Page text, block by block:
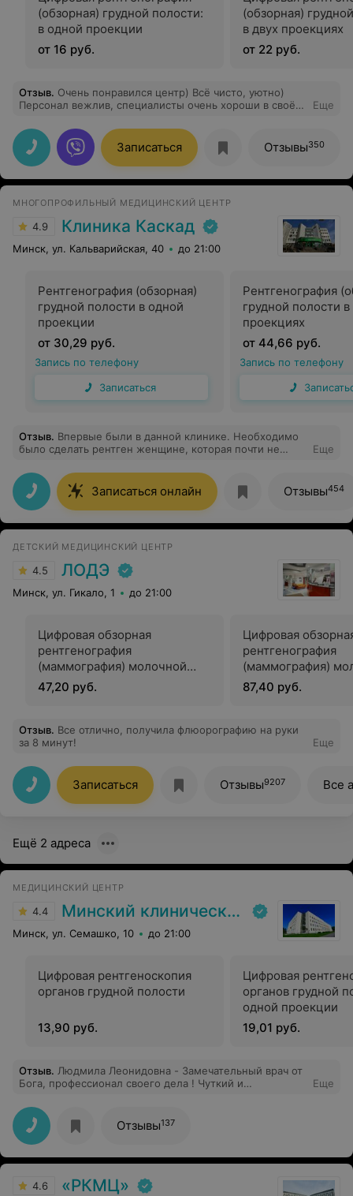
(обзорная) грудной полости:
в одной проекции
от 16 руб.
(обзорная)
в двух проекциях
от 22 руб.
Отзыв. Очень понравился центр) Всё чисто, уютно)
Персонал вежлив, специалисты очень хороши в своём
Еще
Записаться Отзывы350
МНОГОПРОФИЛЬНЫЙ МЕДИЦИНСКИЙ ЦЕНТР
4.9 Клиника Каскад
Минск, ул. Кальварийская, 40 до 21:00
Рентгенография (обзорная)
грудной полости в одной
проекции
от 30,29 руб.
Запись по телефону
Записаться
Рентгенография
грудной полости в
проекциях
от 44,66 руб.
Запись по телефону
Отзыв. Впервые были в данной клинике. Необходимо
было сделать рентген женщине, которая почти не
коляски, помощи охранника, сопроводили до
кабинета. Очень вежливый персонал, прекрасная
атмосфера в клинике, чисто, все вовремя, сделали
скидку при предъявлении пенсионного. Сопроводили
до машины. Рекомендую для людей с ограниченной
клиник, предоставляющих качественный сервис,
облегчающий и дающий возможность обследования
для такой группы пациентов.
Еще
Записаться онлайн Отзывы454
ДЕТСКИЙ МЕДИЦИНСКИЙ ЦЕНТР
4.5 ЛОДЭ
Минск, ул. Гикало, 1 до 21:00
Цифровая обзорная
рентгенография
(маммография) молочной
железы в двух проекциях
(одна железа)
47,20 руб.
Цифровая
рентгенография
(маммография)
желез в двух
железы)
87,40 руб.
Отзыв. Все отлично, получила флюорографию на руки
за 8 минут!
Еще
Записаться Отзывы9207 Все
Ещё 2 адреса
МЕДИЦИНСКИЙ ЦЕНТР
4.4 Минский клинический консультативно-диагностический центр
Минск, ул. Семашко, 10 до 21:00
Цифровая рентгеноскопия
органов грудной полости
13,90 руб.
Цифровая
органов грудной
одной проекции
19,01 руб.
Отзыв. Людмила Леонидовна - Замечательный врач от
Бога, профессионал своего дела ! Чуткий и
переношу, но делая у неё, безусловно порекомендую!
Огромная благодарность за Ваш труд!❤️
Еще
Отзывы137
4.6 «РКМЦ»